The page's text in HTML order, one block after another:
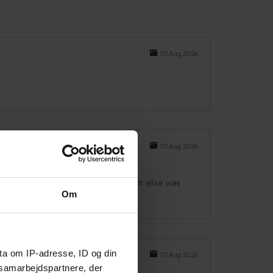
Om
om IP-adresse, ID og din
der
07.Aug.2026
07.Aug.2026
scared to fall out in the night. Or else was
07.Aug.2026